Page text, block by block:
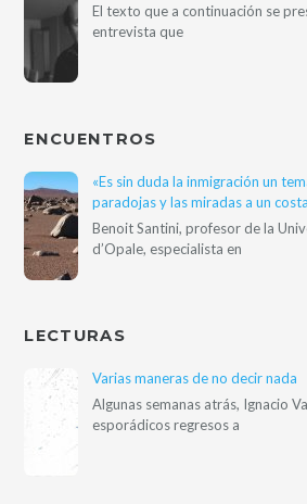
El texto que a continuación se
entrevista que
ENCUENTROS
«Es sin duda la inmigración un
paradojas y las miradas a un
Benoit Santini, profesor de la
d’Opale, especialista en
LECTURAS
Varias maneras de no decir nada
Algunas semanas atrás, Ignacio
esporádicos regresos a